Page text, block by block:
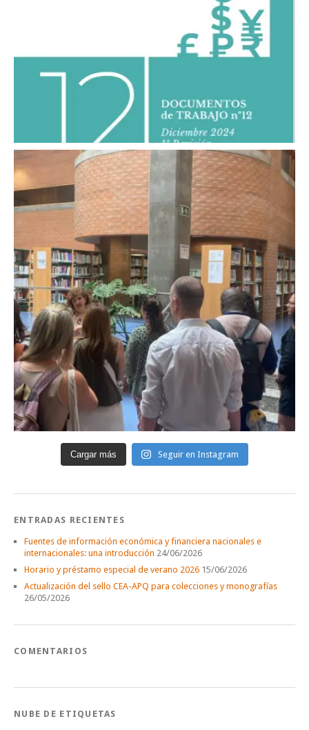
Cargar más Seguir en Instagram
ENTRADAS RECIENTES
Fuentes de información económica y financiera nacionales e
internacionales: una introducción 24/06/2026
Horario y préstamo especial de verano 2026 15/06/2026
Actualización del sello CEA-APQ para colecciones y monografías
26/05/2026
COMENTARIOS
NUBE DE ETIQUETAS